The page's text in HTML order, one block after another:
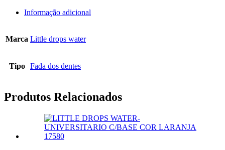
DROPS
DOS
17437
Informação adicional
Marca Little drops water
Tipo Fada dos dentes
Produtos Relacionados